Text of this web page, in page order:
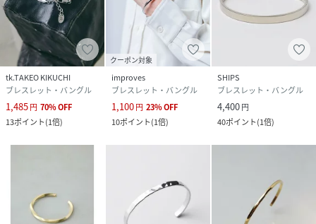
tk.TAKEO KIKUCHI
ブレスレット・バングル
1,485円 70%OFF
13ポイント(1倍)
クーポン対象
improves
ブレスレット・バングル
1,100円 23%OFF
10ポイント(1倍)
SHIPS
ブレスレット・バングル
4,400円
40ポイント(1倍)